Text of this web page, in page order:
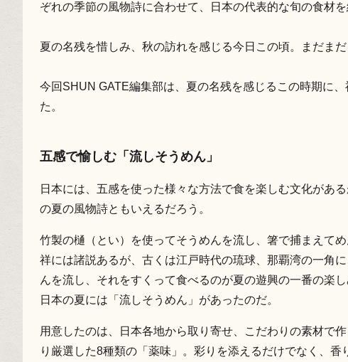
ぞれの季節の風物詩に合わせて、日本の代表的な旬の食材を
夏の名残を惜しみ、秋の訪れを感じる今日この頃。まだま
今回SHUN GATE編集部は、夏の名残を感じるこの時期に
た。
五感で愉しむ「流しそうめん」
日本には、五感を使った様々な方法で食を楽しむ文化があ
の夏の風物詩ともいえるだろう。
竹製の樋（とい）を使ってそうめんを流し、箸で捕まえて
祥には諸説あるが、古くは江戸時代の琉球、那覇湾の一角
んを流し、それをすくって食べるのが夏の遊興の一番の楽
日本の夏には「流しそうめん」があったのだ。
用意したのは、日本各地から取り寄せ、こだわりの素材で
り厳選した8種類の「薬味」。彩りを添えるだけでなく、香